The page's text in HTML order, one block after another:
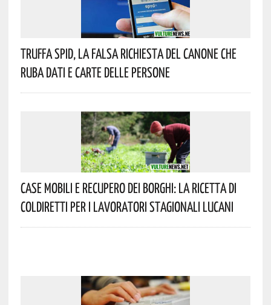
Truffa Spid, La Falsa Richiesta Del Canone Che
Ruba Dati E Carte Delle Persone
Case Mobili E Recupero Dei Borghi: La Ricetta Di
Coldiretti Per I Lavoratori Stagionali Lucani